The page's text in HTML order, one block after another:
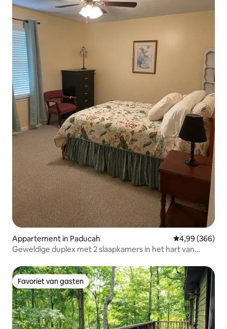
Appartement in Paducah Gemiddelde
4,99 (366)
Geweldige duplex met 2 slaapkamers in het hart van
Favoriet van gasten
Favoriet van gasten